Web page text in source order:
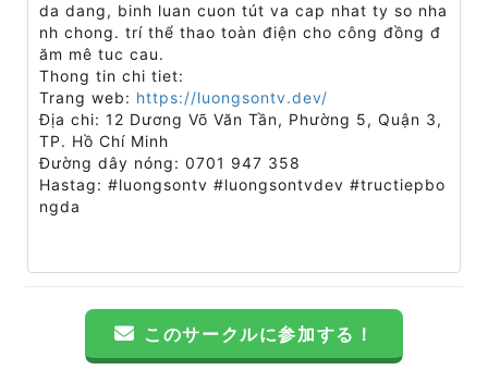
da dang, binh luan cuon tút va cap nhat ty so nha
nh chong. trí thể thao toàn điện cho công đồng đ
ăm mê tuc cau.
Thong tin chi tiet:
Trang web: https://luongsontv.dev/
Địa chi: 12 Dương Võ Văn Tần, Phường 5, Quận 3,
TP. Hồ Chí Minh
Đường dây nóng: 0701 947 358
Hastag: #luongsontv #luongsontvdev #tructiepbo
ngda
このサークルに参加する！